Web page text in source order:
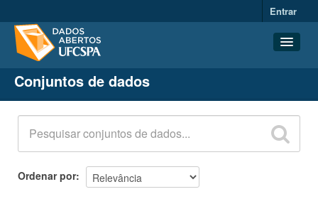
Entrar
Conjuntos de dados
Organizações
Grupos
Sobre
Conjuntos de dados
Ordenar por